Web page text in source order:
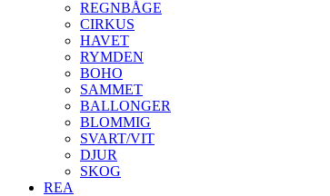
REGNBÅGE
CIRKUS
HAVET
RYMDEN
BOHO
SAMMET
BALLONGER
BLOMMIG
SVART/VIT
DJUR
SKOG
REA